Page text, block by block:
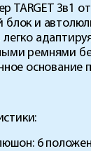
TARGET
блок и
легко
ремнями
6